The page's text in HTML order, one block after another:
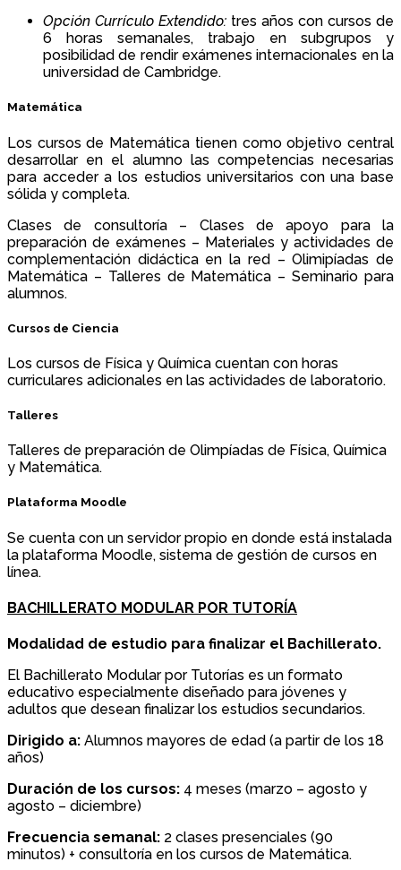
Opción Currículo Extendido: tres años con cursos de
6 horas semanales, trabajo en subgrupos y
posibilidad de rendir exámenes internacionales en la
universidad de Cambridge.
Matemática
Los cursos de Matemática tienen como objetivo central
desarrollar en el alumno las competencias necesarias
para acceder a los estudios universitarios con una base
sólida y completa.
Clases de consultoría – Clases de apoyo para la
preparación de exámenes – Materiales y actividades de
complementación didáctica en la red – Olimipíadas de
Matemática – Talleres de Matemática – Seminario para
alumnos.
Cursos de Ciencia
Los cursos de Física y Química cuentan con horas
curriculares adicionales en las actividades de laboratorio.
Talleres
Talleres de preparación de Olimpíadas de Física, Química
y Matemática.
Plataforma Moodle
Se cuenta con un servidor propio en donde está instalada
la plataforma Moodle, sistema de gestión de cursos en
línea.
BACHILLERATO MODULAR POR TUTORÍA
Modalidad de estudio para finalizar el Bachillerato.
El Bachillerato Modular por Tutorías es un formato
educativo especialmente diseñado para jóvenes y
adultos que desean finalizar los estudios secundarios.
Dirigido a: Alumnos mayores de edad (a partir de los 18
años)
Duración de los cursos: 4 meses (marzo – agosto y
agosto – diciembre)
Frecuencia semanal: 2 clases presenciales (90
minutos) + consultoría en los cursos de Matemática.